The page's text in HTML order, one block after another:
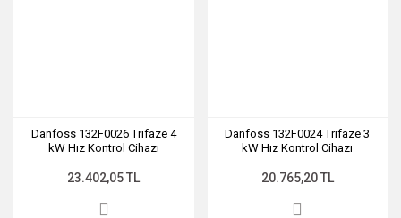
Danfoss 132F0026 Trifaze 4
kW Hız Kontrol Cihazı
23.402,05 TL
Danfoss 132F0024 Trifaze 3
kW Hız Kontrol Cihazı
20.765,20 TL